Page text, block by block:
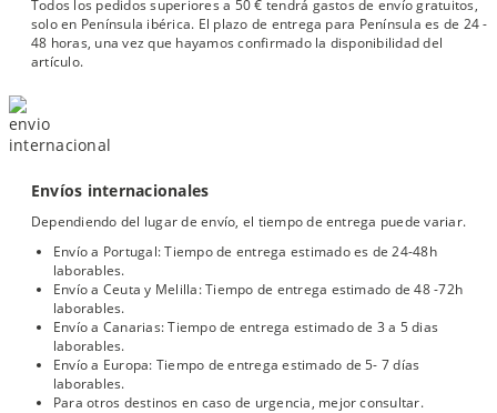
Todos los pedidos superiores a 50 € tendrá gastos de envío gratuitos,
solo en Península ibérica. El plazo de entrega para Península es de 24 -
48 horas, una vez que hayamos confirmado la disponibilidad del
artículo.
Envíos internacionales
Dependiendo del lugar de envío, el tiempo de entrega puede variar.
Envío a Portugal: Tiempo de entrega estimado es de 24-48h
laborables.
Envío a Ceuta y Melilla: Tiempo de entrega estimado de 48 -72h
laborables.
Envío a Canarias: Tiempo de entrega estimado de 3 a 5 dias
laborables.
Envío a Europa: Tiempo de entrega estimado de 5- 7 días
laborables.
Para otros destinos en caso de urgencia, mejor consultar.